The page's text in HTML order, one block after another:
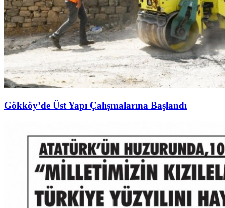
Gökköy’de Üst Yapı Çalışmalarına Başlandı